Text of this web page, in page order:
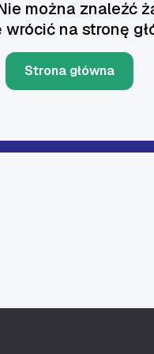
można znaleźć
wrócić na stronę
Strona główna